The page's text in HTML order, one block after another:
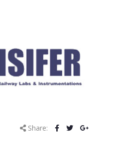
Share: